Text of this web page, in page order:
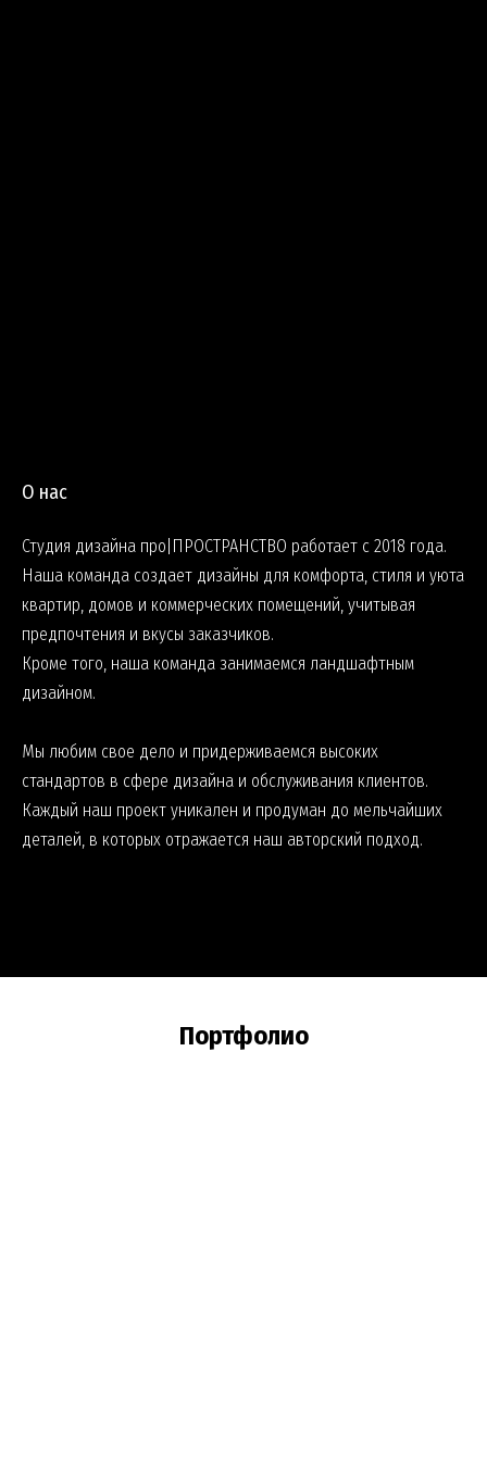
О нас
Студия дизайна про|ПРОСТРАНСТВО работает с 2018 года.
Наша команда создает дизайны для комфорта, стиля и уюта
квартир, домов и коммерческих помещений, учитывая
предпочтения и вкусы заказчиков.
Кроме того, наша команда занимаемся ландшафтным
дизайном.
Мы любим свое дело и придерживаемся высоких
стандартов в сфере дизайна и обслуживания клиентов.
Каждый наш проект уникален и продуман до мельчайших
деталей, в которых отражается наш авторский подход.
Портфолио